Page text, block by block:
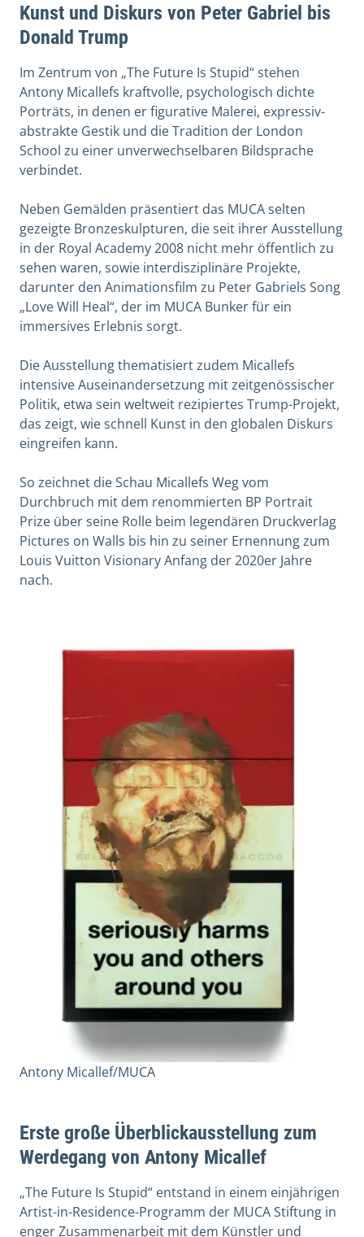
Kunst und Diskurs von Peter Gabriel bis
Donald Trump
Im Zentrum von „The Future Is Stupid“ stehen
Antony Micallefs kraftvolle, psychologisch dichte
Porträts, in denen er figurative Malerei, expressiv-
abstrakte Gestik und die Tradition der London
School zu einer unverwechselbaren Bildsprache
verbindet.
Neben Gemälden präsentiert das MUCA selten
gezeigte Bronzeskulpturen, die seit ihrer Ausstellung
in der Royal Academy 2008 nicht mehr öffentlich zu
sehen waren, sowie interdisziplinäre Projekte,
darunter den Animationsfilm zu Peter Gabriels Song
„Love Will Heal“, der im MUCA Bunker für ein
immersives Erlebnis sorgt.
Die Ausstellung thematisiert zudem Micallefs
intensive Auseinandersetzung mit zeitgenössischer
Politik, etwa sein weltweit rezipiertes Trump-Projekt,
das zeigt, wie schnell Kunst in den globalen Diskurs
eingreifen kann.
So zeichnet die Schau Micallefs Weg vom
Durchbruch mit dem renommierten BP Portrait
Prize über seine Rolle beim legendären Druckverlag
Pictures on Walls bis hin zu seiner Ernennung zum
Louis Vuitton Visionary Anfang der 2020er Jahre
nach.
Antony Micallef/MUCA
Erste große Überblickausstellung zum
Werdegang von Antony Micallef
„The Future Is Stupid“ entstand in einem einjährigen
Artist-in-Residence-Programm der MUCA Stiftung in
enger Zusammenarbeit mit dem Künstler und